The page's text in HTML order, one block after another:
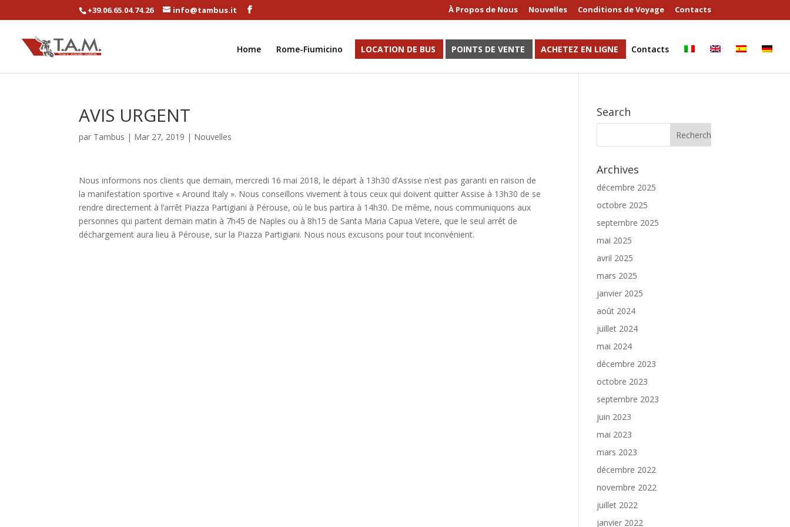
+39.06.65.04.74.26 info@tambus.it À Propos de Nous Nouvelles Conditions de Voyage Contacts
Home Rome-Fiumicino LOCATION DE BUS POINTS DE VENTE ACHETEZ EN LIGNE Contacts
AVIS URGENT
par Tambus | Mar 27, 2019 | Nouvelles
Nous informons nos clients que demain, mercredi 16 mai 2018, le départ à 13h30 d’Assise n’est pas garanti en raison de
la manifestation sportive « Around Italy ». Nous conseillons vivement à tous ceux qui doivent quitter Assise à 13h30 de se
rendre directement à l’arrêt Piazza Partigiani à Pérouse, où le bus partira à 14h30. De même, nous communiquons aux
personnes qui partent demain matin à 7h45 de Naples ou à 8h15 de Santa Maria Capua Vetere, que le seul arrêt de
déchargement aura lieu à Pérouse, sur la Piazza Partigiani. Nous nous excusons pour tout inconvénient.
Search
Archives
décembre 2025
octobre 2025
septembre 2025
mai 2025
avril 2025
mars 2025
janvier 2025
août 2024
juillet 2024
mai 2024
décembre 2023
octobre 2023
septembre 2023
juin 2023
mai 2023
mars 2023
décembre 2022
novembre 2022
juillet 2022
janvier 2022